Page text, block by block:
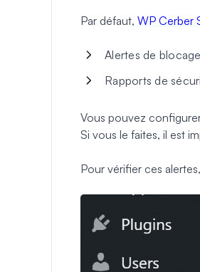
Par défaut, WP Cerber
Alertes de blocage
Rapports de
Vous pouvez
Si vous le faites, il est
Pour vérifier ces